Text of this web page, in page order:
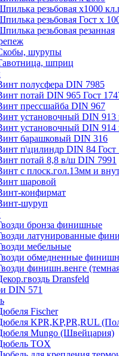
резьбовая х1000
резьбовая Гост х
резьбовая резанная
шурупы
шприц
полусфера DIN 7985
потай DIN 965 Гост
прессшайба DIN 967
установочный DIN 913
установочный DIN 914
барашковый DIN 316
п\цилиндр DIN 84 Гост
потай 8,8 в/ш DIN 7991
с плоск.гол.13мм и
шаровой
конфирмат
шуруп
бронза финишные
латунированные
мебельные
обмедненные
финишн.венге
Dransfeld
DIN 571
Fischer
KPR,KP,PR,RUL
Mungo (Швейцария)
TOX